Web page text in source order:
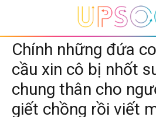
Chính những đứa
cầu xin cô bị nhốt
chung thân cho
giết chồng rồi viết